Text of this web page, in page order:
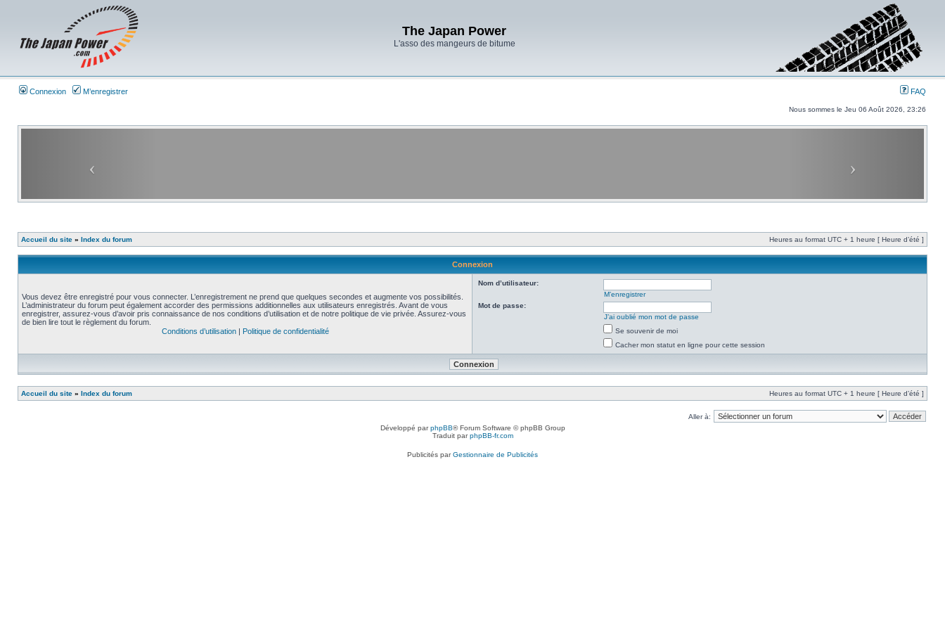
The Japan Power
L'asso des mangeurs de bitume
Connexion M’enregistrer FAQ
Nous sommes le Jeu 06 Août 2026, 23:26
Accueil du site » Index du forum Heures au format UTC + 1 heure [ Heure d’été ]
Connexion
Vous devez être enregistré pour vous connecter. L’enregistrement ne prend que quelques secondes et augmente vos possibilités.
L’administrateur du forum peut également accorder des permissions additionnelles aux utilisateurs enregistrés. Avant de vous
enregistrer, assurez-vous d’avoir pris connaissance de nos conditions d’utilisation et de notre politique de vie privée. Assurez-vous
de bien lire tout le règlement du forum.
Conditions d’utilisation| Politique de confidentialité
Nom d’utilisateur:
M’enregistrer
Mot de passe:
J’ai oublié mon mot de passe
Se souvenir de moi
Cacher mon statut en ligne pour cette session
Accueil du site » Index du forum Heures au format UTC + 1 heure [ Heure d’été ]
Aller à:
Développé parphpBB® Forum Software © phpBB Group
Traduit parphpBB-fr.com
Publicités parGestionnaire de Publicités